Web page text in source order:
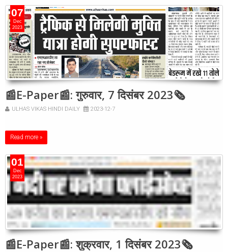
07
Dec
2023
📰E-Paper📰: गुरुवार, 7 दिसंबर 2023🗞
ULHAS VIKAS HINDI DAILY 2023-12-7
Read more »
01
Dec
2023
📰E-Paper📰: शुक्रवार, 1 दिसंबर 2023🗞